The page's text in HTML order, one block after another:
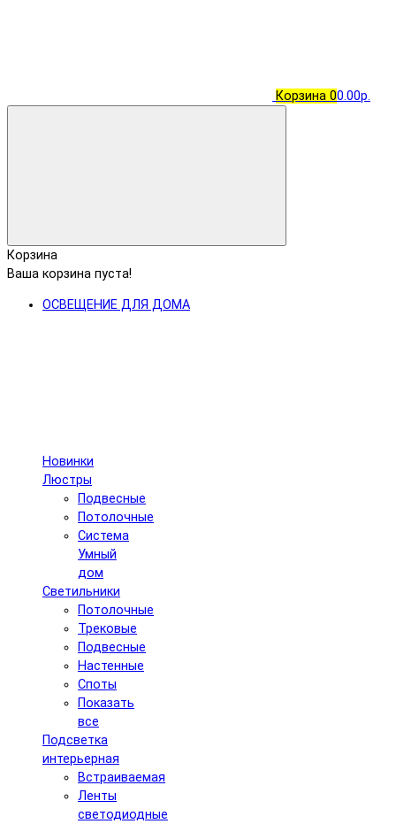
Корзина 00.00р.
Корзина
Ваша корзина пуста!
ОСВЕЩЕНИЕ ДЛЯ ДОМА
Новинки
Люстры
Подвесные
Потолочные
Система
Умный
дом
Светильники
Потолочные
Трековые
Подвесные
Настенные
Споты
Показать
все
Подсветка
интерьерная
Встраиваемая
Ленты
светодиодные